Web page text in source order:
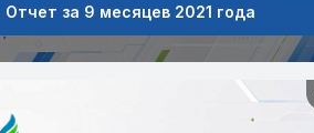
Отчет за 9 месяцев 2021 года